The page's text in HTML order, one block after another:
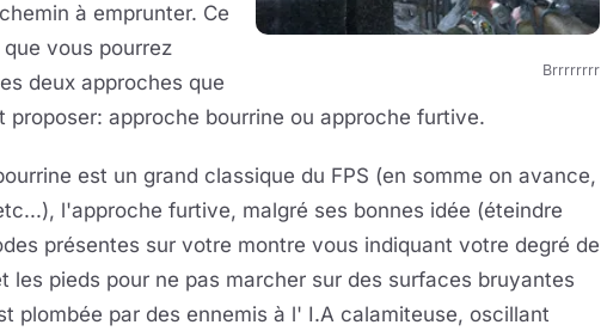
Brrrrrrrr
à emprunter. Ce
vous pourrez
deux approches que
proposer: approche bourrine ou approche furtive.
est un grand classique du FPS (en somme on avance,
l'approche furtive, malgré ses bonnes idée (éteindre
présentes sur votre montre vous indiquant votre degré de
les pieds pour ne pas marcher sur des surfaces bruyantes
plombée par des ennemis à l' I.A calamiteuse, oscillant